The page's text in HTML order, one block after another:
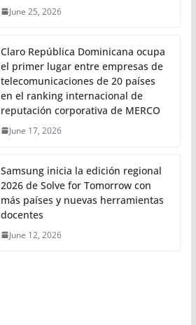
June 25, 2026
Claro República Dominicana ocupa
el primer lugar entre empresas de
telecomunicaciones de 20 países
en el ranking internacional de
reputación corporativa de MERCO
June 17, 2026
Samsung inicia la edición regional
2026 de Solve for Tomorrow con
más países y nuevas herramientas
docentes
June 12, 2026